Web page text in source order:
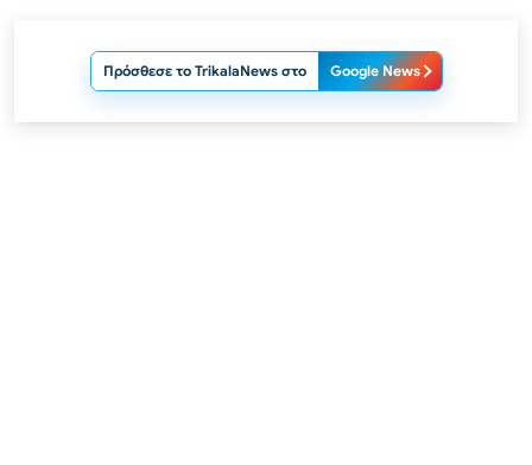
Πρόσθεσε το TrikalaNews στο Google News